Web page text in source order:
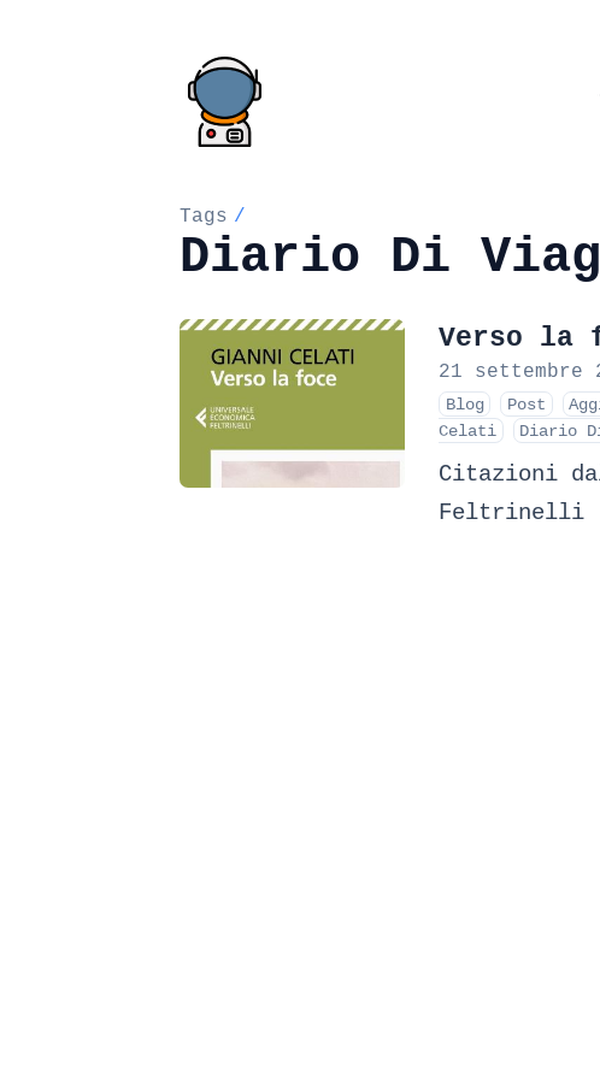
Tags /
Diario Di
Verso la
21 settembre
Blog Post
Celati
Diario
Citazioni
Feltrinelli